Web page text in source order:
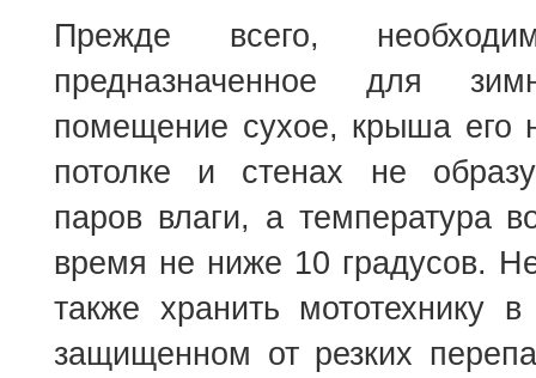
Прежде всего,
предназначенное для
помещение сухое, крыша его
потолке и стенах не
паров влаги, а температура
время не ниже 10 градусов.
также хранить мототехнику
защищенном от резких